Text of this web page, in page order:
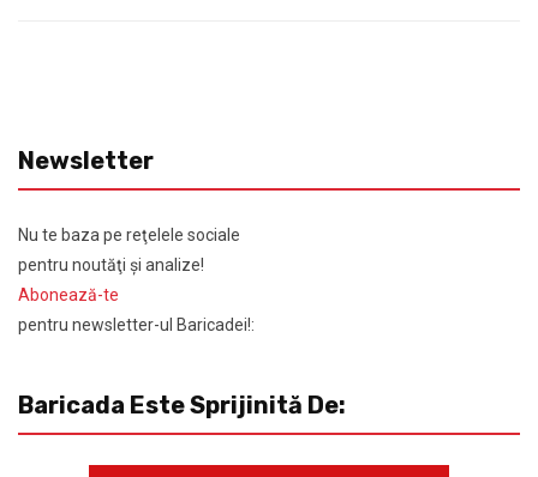
Newsletter
Nu te baza pe reţelele sociale
pentru noutăţi şi analize!
Abonează-te
pentru newsletter-ul Baricadei!:
Baricada Este Sprijinită De: